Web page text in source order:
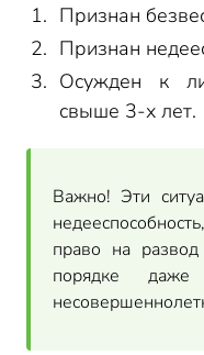
Признан
Признан
Осужден к
свыше 3-х лет.
Важно! Эти
право на
порядке